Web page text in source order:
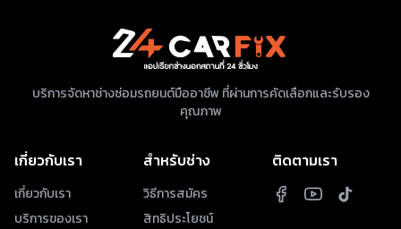
บริการจัดหาช่างซ่อมรถยนต์มืออาชีพ ที่ผ่านการคัดเลือกและรับรอง
คุณภาพ
เกี่ยวกับเรา
เกี่ยวกับเรา
บริการของเรา
สำหรับช่าง
วิธีการสมัคร
สิทธิประโยชน์
ติดตามเรา